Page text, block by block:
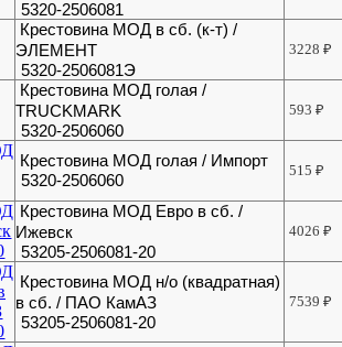
5320-2506081
Крестовина МОД в сб. (к-т) /
ЭЛЕМЕНТ
5320-2506081Э
3228₽
Крестовина МОД голая /
TRUCKMARK
5320-2506060
593₽
Крестовина МОД голая / Импорт
5320-2506060
515₽
Крестовина МОД Евро в сб. /
Ижевск
53205-2506081-20
4026₽
Крестовина МОД н/о (квадратная)
в сб. / ПАО КамАЗ
53205-2506081-20
7539₽